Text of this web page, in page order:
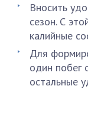
Вносить
сезон. С
калийные
Для
один побег
остальные